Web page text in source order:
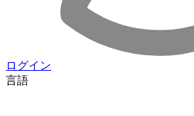
ログイン
言語